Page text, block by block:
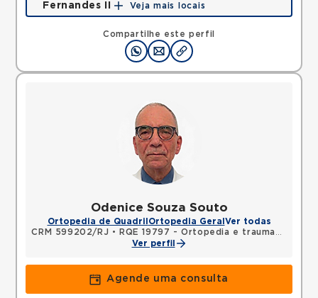
Compartilhe este perfil
Fernandes II
Rua Silva Fernandes, Parque Duque, Duque de
Caxias, RJ, 25085015 •
Mapa
Veja mais locais
Odenice Souza Souto
Ortopedia de Quadril Ortopedia Geral Ver todas
CRM 599202/RJ •
RQE 19797 - Ortopedia e traumatologia
Ver perfil
Agende uma consulta